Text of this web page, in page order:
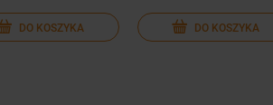
DO KOSZYKA DO KOSZYKA